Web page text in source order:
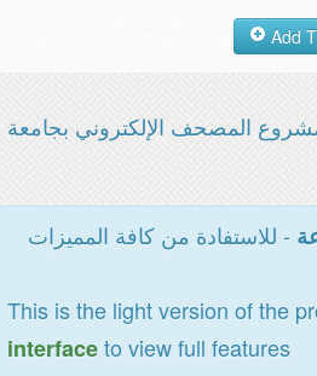
المصحف الإلكتروني بجامعة
- للاستفادة من كافة المميزات
This is the light version of the
interfaceto view full features